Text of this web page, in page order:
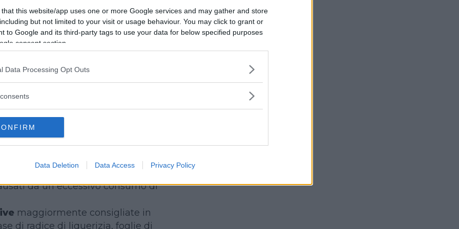
that this website/app uses one or more Google services and may gather and store
but not limited to your visit or usage behaviour. You may click to grant or
to Google and its third-party tags to use your data for below specified purposes
consent section.
Data Processing Opt Outs
Data Deletion Data Access Privacy Policy
di ferro, cotti al vapore o al forno
, in particolare pesce azzurro da
alla griglia condito con olio e
con pasta o riso rappresentano
ricco di proteine e fibre.
utili per alleviare problemi
senso di pesantezza, gonfiore
da un eccessivo consumo di
maggiormente consigliate in
di radice di liquerizia, foglie di